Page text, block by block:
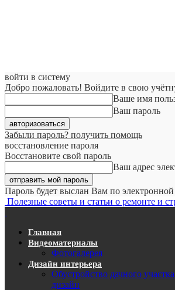
войти в систему
Добро пожаловать! Войдите в свою
Ваше имя
Ваш пароль
Забыли пароль? получить помощь
восстановление пароля
Восстановите свой пароль
Ваш адрес
Пароль будет выслан Вам по электронной
Полезные советы и статьи о ремонте и
Главная
Видеоматериалы
Фотогалерея
Дизайн интерьера
Обустройство дачного
дизайн